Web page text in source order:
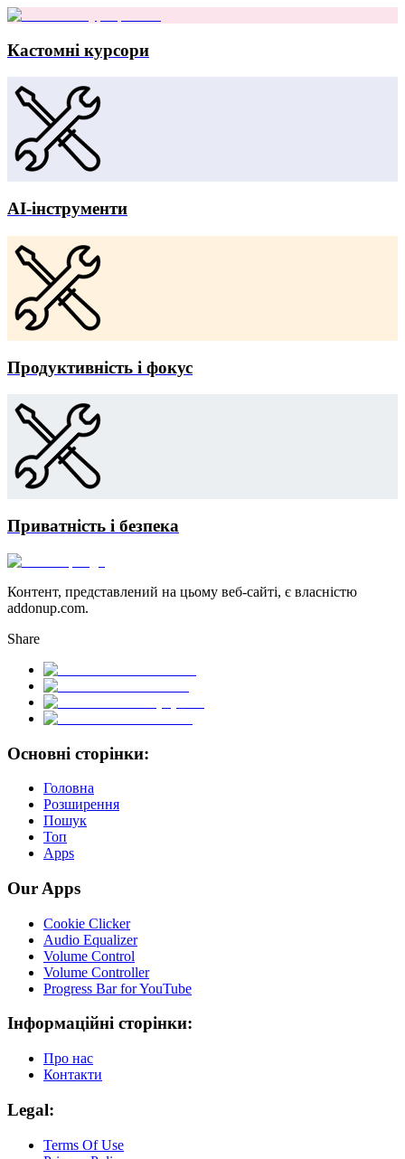
Кастомні курсори
AI-інструменти
Продуктивність і фокус
Приватність і безпека
Контент, представлений на цьому веб-сайті, є власністю
addonup.com.
Share
Основні сторінки:
Головна
Розширення
Пошук
Топ
Apps
Our Apps
Cookie Clicker
Audio Equalizer
Volume Control
Volume Controller
Progress Bar for YouTube
Інформаційні сторінки:
Про нас
Контакти
Legal:
Terms Of Use